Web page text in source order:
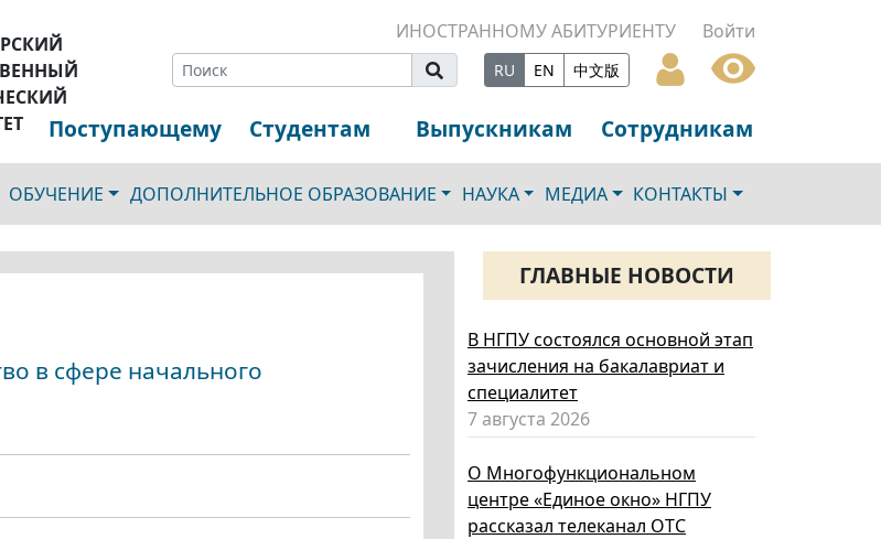
ИНОСТРАННОМУ АБИТУРИЕНТУ Войти
RU EN 中文版
Поступающему Студентам Выпускникам Сотрудникам
ОБУЧЕНИЕ ДОПОЛНИТЕЛЬНОЕ ОБРАЗОВАНИЕ НАУКА МЕДИА КОНТАКТЫ
в сфере начального
ГЛАВНЫЕ НОВОСТИ
В НГПУ состоялся основной этап
зачисления на бакалавриат и
специалитет
7 августа 2026
О Многофункциональном
центре «Единое окно» НГПУ
рассказал телеканал ОТС